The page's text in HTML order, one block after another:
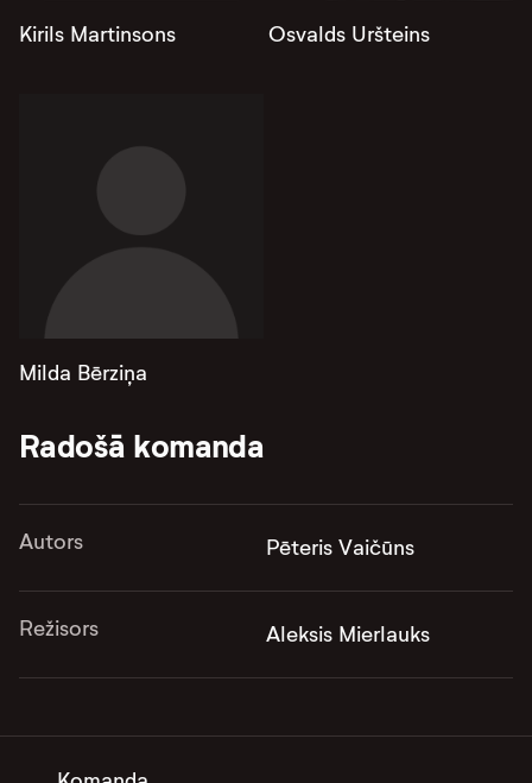
Kirils Martinsons Osvalds Uršteins
Milda Bērziņa
Radošā komanda
Autors Pēteris Vaičūns
Režisors Aleksis Mierlauks